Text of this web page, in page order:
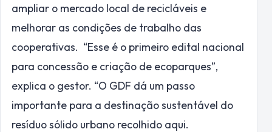
ampliar o mercado local de recicláveis e
melhorar as condições de trabalho das
cooperativas. “Esse é o primeiro edital nacional
para concessão e criação de ecoparques”,
explica o gestor. “O GDF dá um passo
importante para a destinação sustentável do
resíduo sólido urbano recolhido aqui.